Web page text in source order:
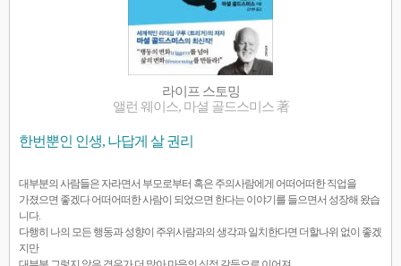
라이프 스토밍
앨런 웨이스, 마셜 골드스미스 著
한번뿐인 인생, 나답게 살 권리
대부분의 사람들은 자라면서 부모로부터 혹은 주의사람에게 어떠어떠한 직업을
가졌으면 좋겠다 어떠어떠한 사람이 되었으면 한다는 이야기를 들으면서 성장해 왔습
니다.
다행히 나의 모든 행동과 성향이 주위사람과의 생각과 일치한다면 더할나위 없이 좋겠
지만